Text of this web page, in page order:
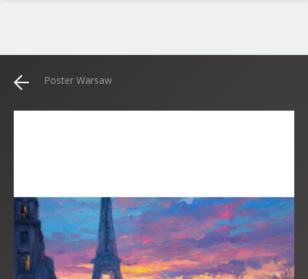
Poster Warsaw